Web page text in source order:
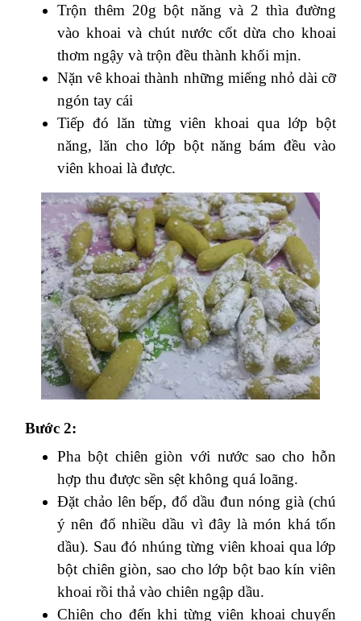
Trộn thêm 20g bột năng và 2 thìa đường
vào khoai và chút nước cốt dừa cho khoai
thơm ngậy và trộn đều thành khối mịn.
Nặn vê khoai thành những miếng nhỏ dài cỡ
ngón tay cái
Tiếp đó lăn từng viên khoai qua lớp bột
năng, lăn cho lớp bột năng bám đều vào
viên khoai là được.
Bước 2:
Pha bột chiên giòn với nước sao cho hỗn
hợp thu được sền sệt không quá loãng.
Đặt chảo lên bếp, đổ dầu đun nóng già (chú
ý nên đổ nhiều dầu vì đây là món khá tốn
dầu). Sau đó nhúng từng viên khoai qua lớp
bột chiên giòn, sao cho lớp bột bao kín viên
khoai rồi thả vào chiên ngập dầu.
Chiên cho đến khi từng viên khoai chuyển